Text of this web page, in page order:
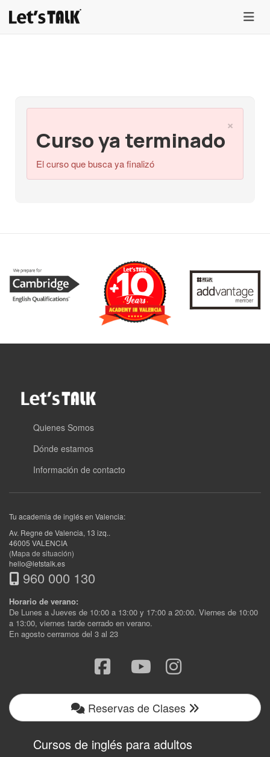
menu
×
Curso ya terminado
El curso que busca ya finalizó
Quienes Somos
Dónde estamos
Información de contacto
Tu academia de inglés en Valencia:
Av. Regne de Valencia, 13 izq..
46005 VALENCIA
(Mapa de situación)
hello@letstalk.es
960 000 130
Horario de verano:
De Lunes a Jueves de 10:00 a 13:00 y 17:00 a 20:00. Viernes de 10:00
a 13:00, viernes tarde cerrado en verano.
En agosto cerramos del 3 al 23
Reservas de Clases
Cursos de inglés para adultos